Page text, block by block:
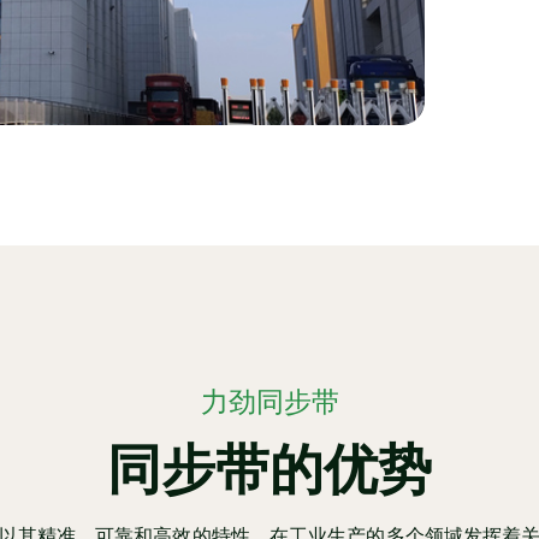
力劲同步带
同步带的优势